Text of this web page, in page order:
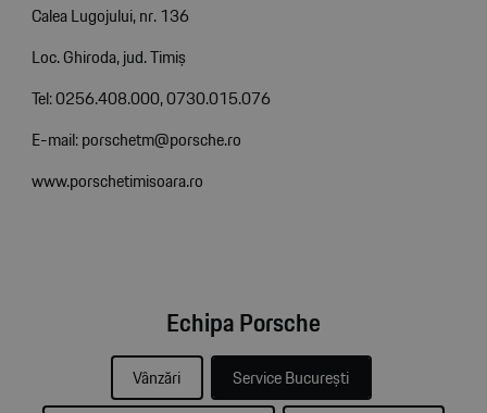
Calea Lugojului, nr. 136
Loc. Ghiroda, jud. Timiș
Tel: 0256.408.000, 0730.015.076
E-mail: porschetm@porsche.ro
www.porschetimisoara.ro
Echipa Porsche
Vânzări
Service București